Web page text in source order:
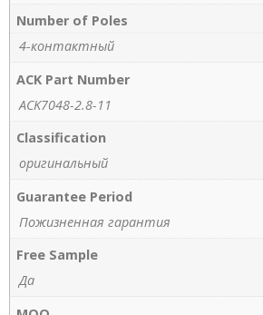
Number of Poles
4-контактный
ACK Part Number
ACK7048-2.8-11
Classification
оригинальный
Guarantee Period
Пожизненная гарантия
Free Sample
Да